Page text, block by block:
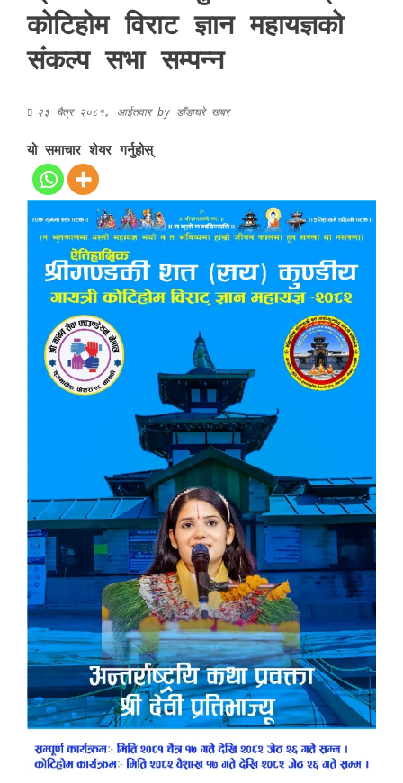
कोटिहोम विराट ज्ञान महायज्ञको
संकल्प सभा सम्पन्न
२३ चैत्र २०८१, आईतवारby डाँडाघरे खबर
यो समाचार शेयर गर्नुहोस्